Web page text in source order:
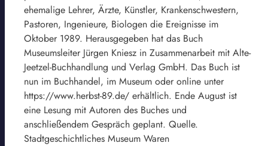
ehemalige Lehrer, Ärzte, Künstler, Krankenschwestern,
Pastoren, Ingenieure, Biologen die Ereignisse im
Oktober 1989. Herausgegeben hat das Buch
Museumsleiter Jürgen Kniesz in Zusammenarbeit mit Alte-
Jeetzel-Buchhandlung und Verlag GmbH. Das Buch ist
nun im Buchhandel, im Museum oder online unter
https://www.herbst-89.de/ erhältlich. Ende August ist
eine Lesung mit Autoren des Buches und
anschließendem Gespräch geplant. Quelle.
Stadtgeschichtliches Museum Waren